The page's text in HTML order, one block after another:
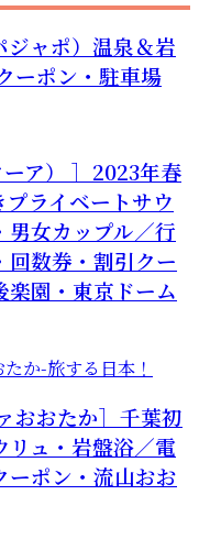
ジャポ）温泉＆岩
ーポン・駐車場
ア） ］2023年春
ライベートサウ
男女カップル／行
回数券・割引クー
楽園・東京ドーム
おおたか］千葉初
リュ・岩盤浴／電
ーポン・流山おお